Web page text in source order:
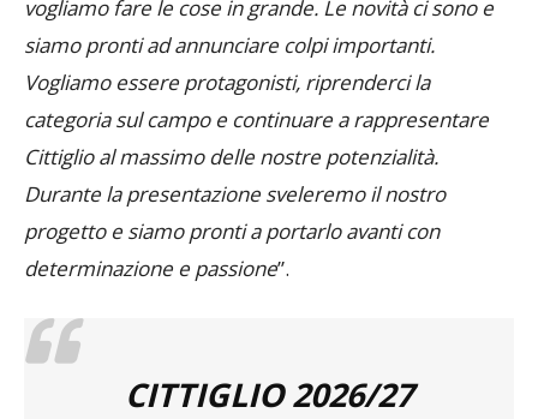
Alessio Gardoni: “Non vogliamo tirarci indietro,
vogliamo fare le cose in grande. Le novità ci sono e
siamo pronti ad annunciare colpi importanti.
Vogliamo essere protagonisti, riprenderci la
categoria sul campo e continuare a rappresentare
Cittiglio al massimo delle nostre potenzialità.
Durante la presentazione sveleremo il nostro
progetto e siamo pronti a portarlo avanti con
determinazione e passione